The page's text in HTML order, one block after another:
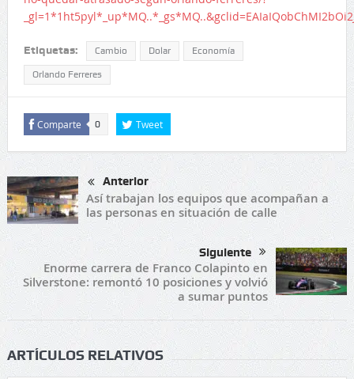
Etiquetas: Cambio Dolar Economía
Orlando Ferreres
Comparte 0 Tweet
Anterior
Así trabajan los equipos que acompañan a
las personas en situación de calle
Siguiente
Enorme carrera de Franco Colapinto en
Silverstone: remontó 10 posiciones y volvió
a sumar puntos
ARTÍCULOS RELATIVOS